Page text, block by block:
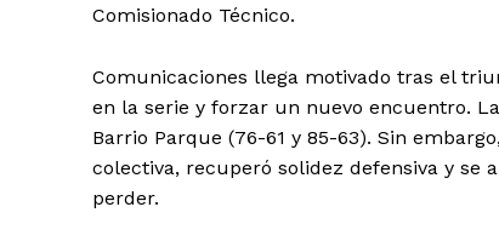
Comisionado Técnico.
Comunicaciones llega motivado tras el
en la serie y forzar un nuevo encuentro.
Barrio Parque (76-61 y 85-63). Sin
colectiva, recuperó solidez defensiva y se
perder.